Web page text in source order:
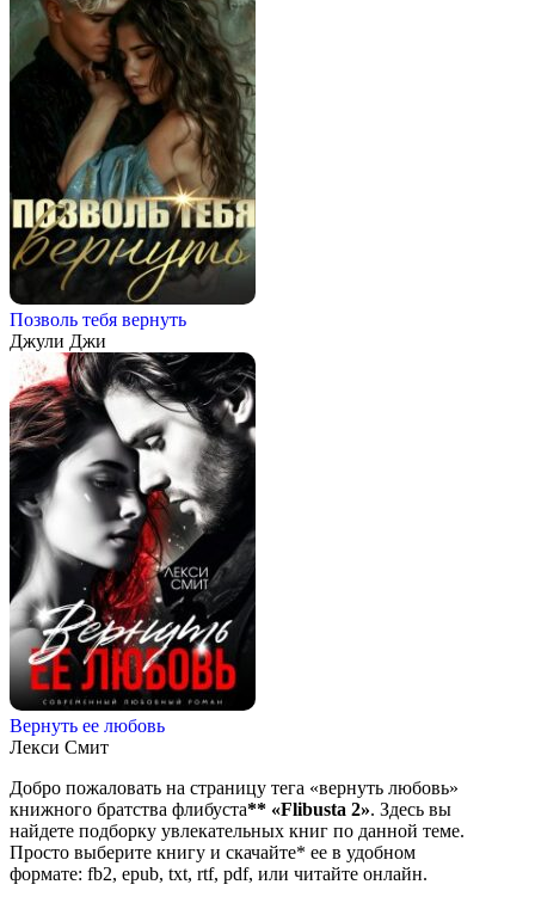
Позволь тебя вернуть
Джули Джи
Вернуть ее любовь
Лекси Смит
Добро пожаловать на страницу тега «вернуть любовь»
книжного братства флибуста** «Flibusta 2». Здесь вы
найдете подборку увлекательных книг по данной теме.
Просто выберите книгу и скачайте* ее в удобном
формате: fb2, epub, txt, rtf, pdf, или читайте онлайн.